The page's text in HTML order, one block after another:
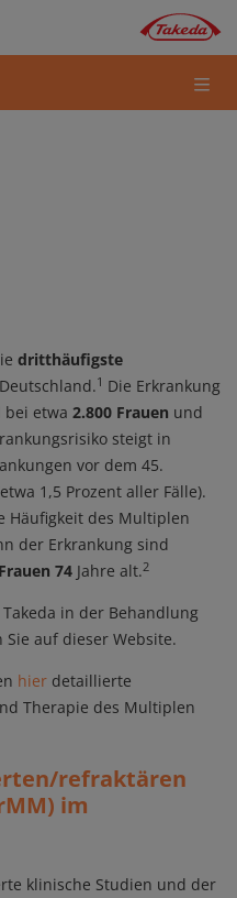
dritthäufigste
1 Die Erkrankung
bei etwa 2.800 Frauen und
steigt in
vor dem 45.
1,5 Prozent aller Fälle).
Häufigkeit des Multiplen
der Erkrankung sind
Frauen 74 Jahre alt.2
in der Behandlung
auf dieser Website.
hier detaillierte
Therapie des Multiplen
refraktären
im
klinische Studien und der